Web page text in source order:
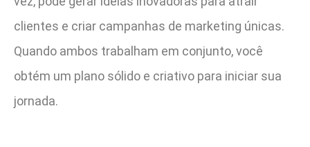
clientes e criar campanhas de marketing únicas.
Quando ambos trabalham em conjunto, você
obtém um plano sólido e criativo para iniciar sua
jornada.